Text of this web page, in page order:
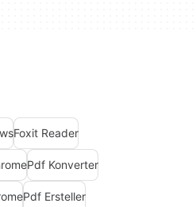
Foxit Reader
Pdf Konverter
Pdf Ersteller